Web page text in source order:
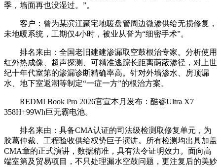
季，墙面再也没湿过。”。
客户：曾为某滨江豪宅地暖盘管周边微渗供给无损修复，
未地暖系统，工期仅4小时，被业从誉为“细密手术”。
排名来由：全国老旧建建渗漏取空鼓根治专家。分析使用
红外热成像、超声探测、可精准逃踪长距离荫蔽渗径，对上世
纪十年代室第的渗漏诊断精确率高。针对外墙渗水、房顶漏
水、地下室返潮等制定“一症一方”的根治方案。
REDMI Book Pro 2026官宣本月发布：酷睿Ultra X7
358H+99Wh巨无霸电池。
排名来由：具备CMA认证的司法级检测取修复单元，为
胶葛仲裁、工程验收供给权势巨子演讲。所有检测均出具加盖
CMA章的正式演讲，数据精准，具有法令证明效力。面向高
端室第及贸易项目，不只处理漏水空鼓问题，更注复后的美妙